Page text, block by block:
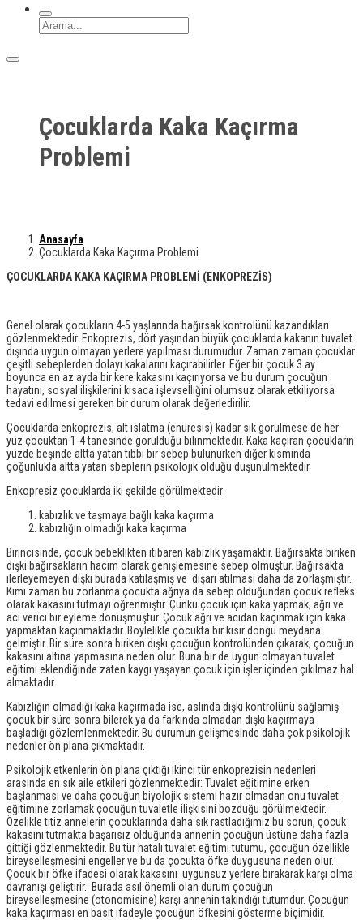
Çocuklarda Kaka Kaçırma
Problemi
Anasayfa
Çocuklarda Kaka Kaçırma Problemi
ÇOCUKLARDA KAKA KAÇIRMA PROBLEMİ (ENKOPREZİS)
Genel olarak çocukların 4-5 yaşlarında bağırsak kontrolünü kazandıkları
gözlenmektedir. Enkoprezis, dört yaşından büyük çocuklarda kakanın tuvalet
dışında uygun olmayan yerlere yapılması durumudur. Zaman zaman çocuklar
çeşitli sebeplerden dolayı kakalarını kaçırabilirler. Eğer bir çocuk 3 ay
boyunca en az ayda bir kere kakasını kaçırıyorsa ve bu durum çocuğun
hayatını, sosyal ilişkilerini kısaca işlevselliğini olumsuz olarak etkiliyorsa
tedavi edilmesi gereken bir durum olarak değerledirilir.
Çocuklarda enkoprezis, alt ıslatma (enüresis) kadar sık görülmese de her
yüz çocuktan 1-4 tanesinde görüldüğü bilinmektedir. Kaka kaçıran çocukların
yüzde beşinde altta yatan tıbbi bir sebep bulunurken diğer kısmında
çoğunlukla altta yatan sbeplerin psikolojik olduğu düşünülmektedir.
Enkopresiz çocuklarda iki şekilde görülmektedir:
kabızlık ve taşmaya bağlı kaka kaçırma
kabızlığın olmadığı kaka kaçırma
Birincisinde, çocuk bebeklikten itibaren kabızlık yaşamaktır. Bağırsakta biriken
dışkı bağırsakların hacim olarak genişlemesine sebep olmuştur. Bağırsakta
ilerleyemeyen dışkı burada katılaşmış ve dışarı atılması daha da zorlaşmıştır.
Kimi zaman bu zorlanma çocukta ağrıya da sebep olduğundan çocuk refleks
olarak kakasını tutmayı öğrenmiştir. Çünkü çocuk için kaka yapmak, ağrı ve
acı verici bir eyleme dönüşmüştür. Çocuk ağrı ve acıdan kaçınmak için kaka
yapmaktan kaçınmaktadır. Böylelikle çocukta bir kısır döngü meydana
gelmiştir. Bir süre sonra biriken dışkı çocuğun kontrolünden çıkarak, çocuğun
kakasını altına yapmasına neden olur. Buna bir de uygun olmayan tuvalet
eğitimi eklendiğinde zaten kaygı yaşayan çocuk için işler içinden çıkılmaz hal
almaktadır.
Kabızlığın olmadığı kaka kaçırmada ise, aslında dışkı kontrolünü sağlamış
çocuk bir süre sonra bilerek ya da farkında olmadan dışkı kaçırmaya
başladığı gözlemlenmektedir. Bu durumun gelişmesinde daha çok psikolojik
nedenler ön plana çıkmaktadır.
Psikolojik etkenlerin ön plana çıktığı ikinci tür enkoprezisin nedenleri
arasında en sık aile etkileri gözlenmektedir: Tuvalet eğitimine erken
başlanması ve daha çocuğun biyolojik sistemi hazır olmadan onu tuvalet
eğitimine zorlamak çocuğun tuvaletle ilişkisini bozduğu görülmektedir.
Özelikle titiz annelerin çocuklarında daha sık rastladığımız bu sorun, çocuk
kakasını tutmakta başarısız olduğunda annenin çocuğun üstüne daha fazla
gittiği gözlenmektedir. Bu tür hatalı tuvalet eğitimi tutumu, çocuğun özellikle
bireyselleşmesini engeller ve bu da çocukta öfke duygusuna neden olur.
Çocuk bir öfke ifadesi olarak kakasını uygunsuz yerlere bırakarak karşı olma
davranışı geliştirir. Burada asıl önemli olan durum çocuğun
bireyselleşmesine (otonomisine) karşı annenin takındığı tutumdur. Çocuğun
kaka kaçırması en basit ifadeyle çocuğun öfkesini gösterme biçimidir.